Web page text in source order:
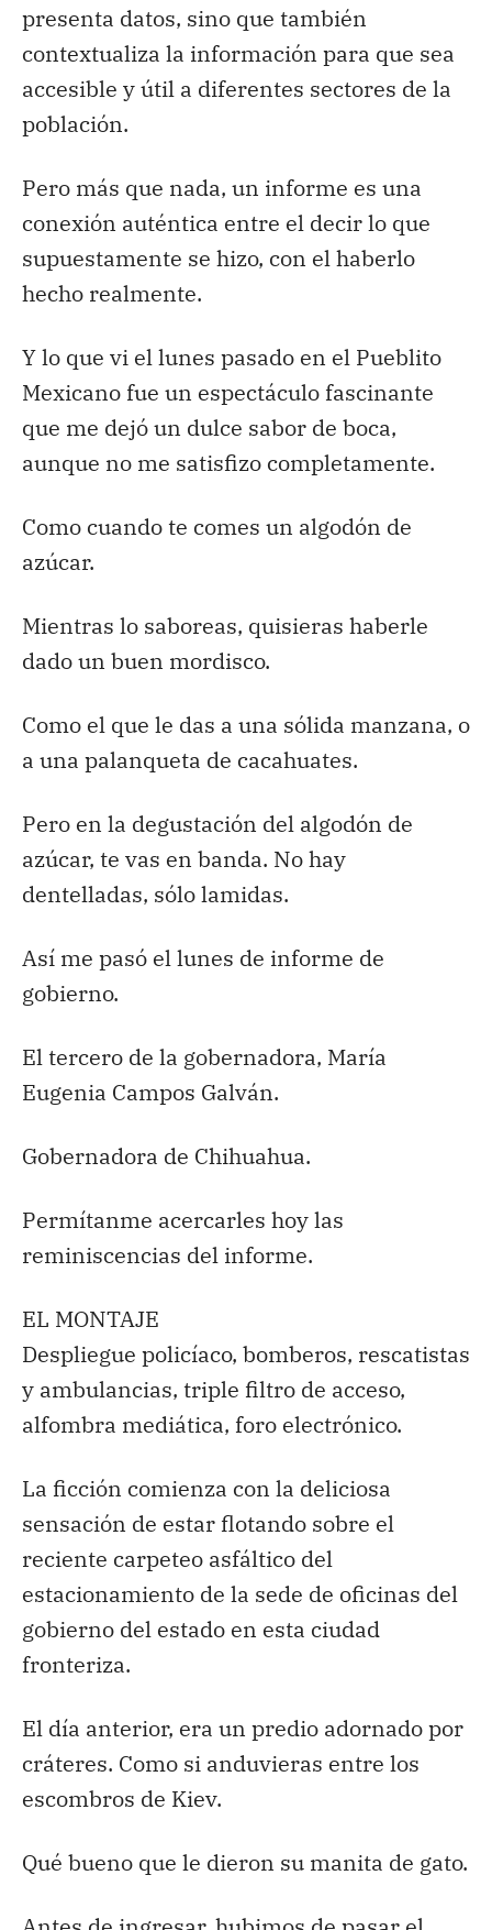
presenta datos, sino que también
contextualiza la información para que sea
accesible y útil a diferentes sectores de la
población.
Pero más que nada, un informe es una
conexión auténtica entre el decir lo que
supuestamente se hizo, con el haberlo
hecho realmente.
Y lo que vi el lunes pasado en el Pueblito
Mexicano fue un espectáculo fascinante
que me dejó un dulce sabor de boca,
aunque no me satisfizo completamente.
Como cuando te comes un algodón de
azúcar.
Mientras lo saboreas, quisieras haberle
dado un buen mordisco.
Como el que le das a una sólida manzana, o
a una palanqueta de cacahuates.
Pero en la degustación del algodón de
azúcar, te vas en banda. No hay
dentelladas, sólo lamidas.
Así me pasó el lunes de informe de
gobierno.
El tercero de la gobernadora, María
Eugenia Campos Galván.
Gobernadora de Chihuahua.
Permítanme acercarles hoy las
reminiscencias del informe.
EL MONTAJE
Despliegue policíaco, bomberos, rescatistas
y ambulancias, triple filtro de acceso,
alfombra mediática, foro electrónico.
La ficción comienza con la deliciosa
sensación de estar flotando sobre el
reciente carpeteo asfáltico del
estacionamiento de la sede de oficinas del
gobierno del estado en esta ciudad
fronteriza.
El día anterior, era un predio adornado por
cráteres. Como si anduvieras entre los
escombros de Kiev.
Qué bueno que le dieron su manita de gato.